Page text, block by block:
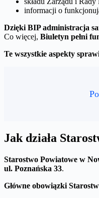
informacji o
Dzięki BIP administracja
Co więcej, Biuletyn pełni
Te wszystkie aspekty
Jak działa
Starostwo Powiatowe w
ul. Poznańska 33.
Główne obowiązki